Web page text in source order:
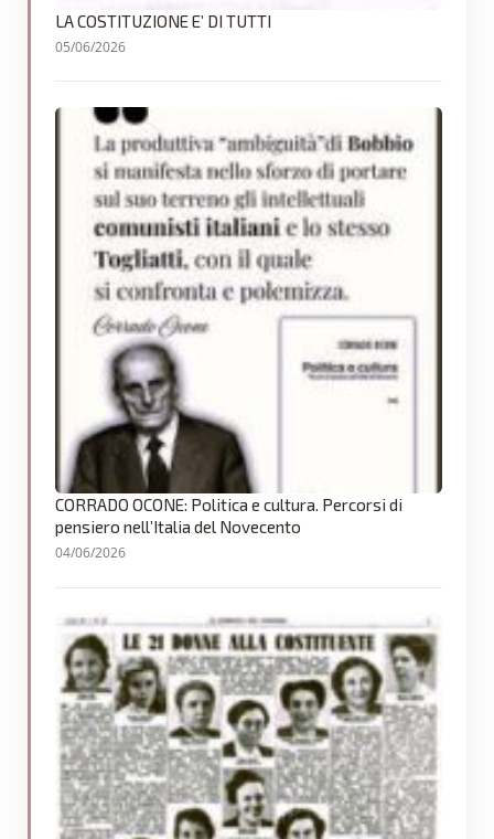
LA COSTITUZIONE E’ DI TUTTI
05/06/2026
CORRADO OCONE: Politica e cultura. Percorsi di
pensiero nell’Italia del Novecento
04/06/2026